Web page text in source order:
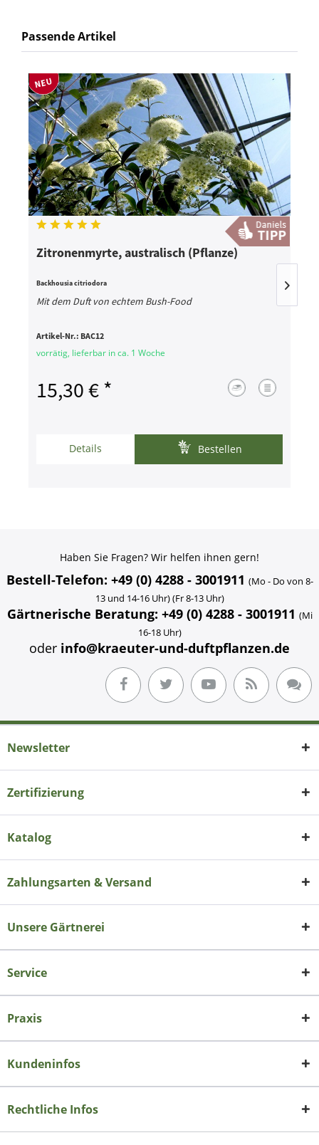
Passende Artikel
Zitronenmyrte, australisch (Pflanze)
Backhousia citriodora
Mit dem Duft von echtem Bush-Food
Artikel-Nr.: BAC12
vorrätig, lieferbar in ca. 1 Woche
15,30 € *
Details Bestellen
Haben Sie Fragen? Wir helfen ihnen gern!
Bestell-Telefon: +49 (0) 4288 - 3001911 (Mo - Do von 8-
13 und 14-16 Uhr) (Fr 8-13 Uhr)
Gärtnerische Beratung: +49 (0) 4288 - 3001911 (Mi
16-18 Uhr)
oder info@kraeuter-und-duftpflanzen.de
Newsletter
Zertifizierung
Katalog
Zahlungsarten & Versand
Unsere Gärtnerei
Service
Praxis
Kundeninfos
Rechtliche Infos